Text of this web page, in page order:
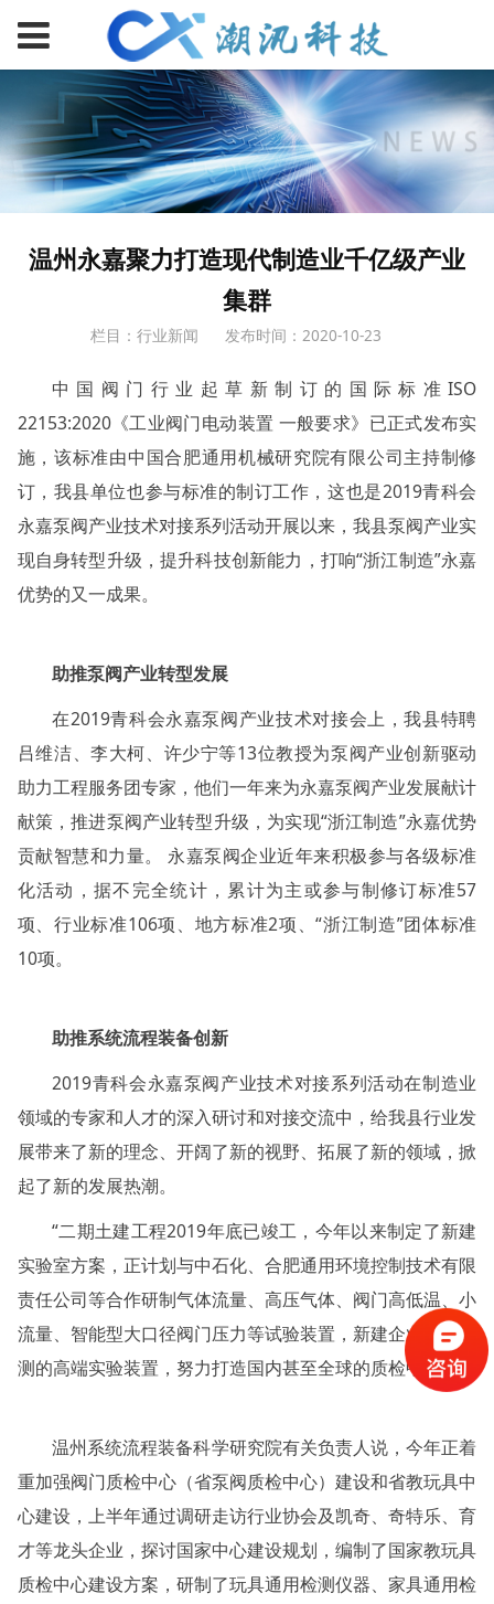
温州永嘉聚力打造现代制造业千亿级产业
集群
栏目：行业新闻 发布时间：2020-10-23
中国阀门行业起草新制订的国际标准ISO
22153:2020《工业阀门电动装置 一般要求》已正式发布实
施，该标准由中国合肥通用机械研究院有限公司主持制修
订，我县单位也参与标准的制订工作，这也是2019青科会
永嘉泵阀产业技术对接系列活动开展以来，我县泵阀产业实
现自身转型升级，提升科技创新能力，打响“浙江制造”永嘉
优势的又一成果。
助推泵阀产业转型发展
在2019青科会永嘉泵阀产业技术对接会上，我县特聘
吕维洁、李大柯、许少宁等13位教授为泵阀产业创新驱动
助力工程服务团专家，他们一年来为永嘉泵阀产业发展献计
献策，推进泵阀产业转型升级，为实现“浙江制造”永嘉优势
贡献智慧和力量。 永嘉泵阀企业近年来积极参与各级标准
化活动，据不完全统计，累计为主或参与制修订标准57
项、行业标准106项、地方标准2项、“浙江制造”团体标准
10项。
助推系统流程装备创新
2019青科会永嘉泵阀产业技术对接系列活动在制造业
领域的专家和人才的深入研讨和对接交流中，给我县行业发
展带来了新的理念、开阔了新的视野、拓展了新的领域，掀
起了新的发展热潮。
“二期土建工程2019年底已竣工，今年以来制定了新建
实验室方案，正计划与中石化、合肥通用环境控制技术有限
责任公司等合作研制气体流量、高压气体、阀门高低温、小
流量、智能型大口径阀门压力等试验装置，新建企业急需检
测的高端实验装置，努力打造国内甚至全球的质检中心。”
温州系统流程装备科学研究院有关负责人说，今年正着
重加强阀门质检中心（省泵阀质检中心）建设和省教玩具中
心建设，上半年通过调研走访行业协会及凯奇、奇特乐、育
才等龙头企业，探讨国家中心建设规划，编制了国家教玩具
质检中心建设方案，研制了玩具通用检测仪器、家具通用检